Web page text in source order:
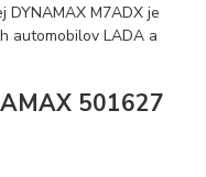
M7ADX je
automobilov LADA a
501627